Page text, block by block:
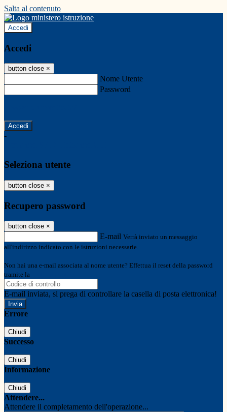
Salta al contenuto
Accedi
Accedi
button close ×
Nome Utente
Password
-
Seleziona utente
button close ×
Recupero password
button close ×
E-mail Verrà inviato un messaggio
all'indirizzo indicato con le istruzioni necessarie.
Non hai una e-mail associata al nome utente? Effettua il reset della password
tramite la
E-mail inviata, si prega di controllare la casella di posta elettronica!
Errore
Chiudi
Successo
Chiudi
Informazione
Chiudi
Attendere...
Attendere il completamento dell'operazione...